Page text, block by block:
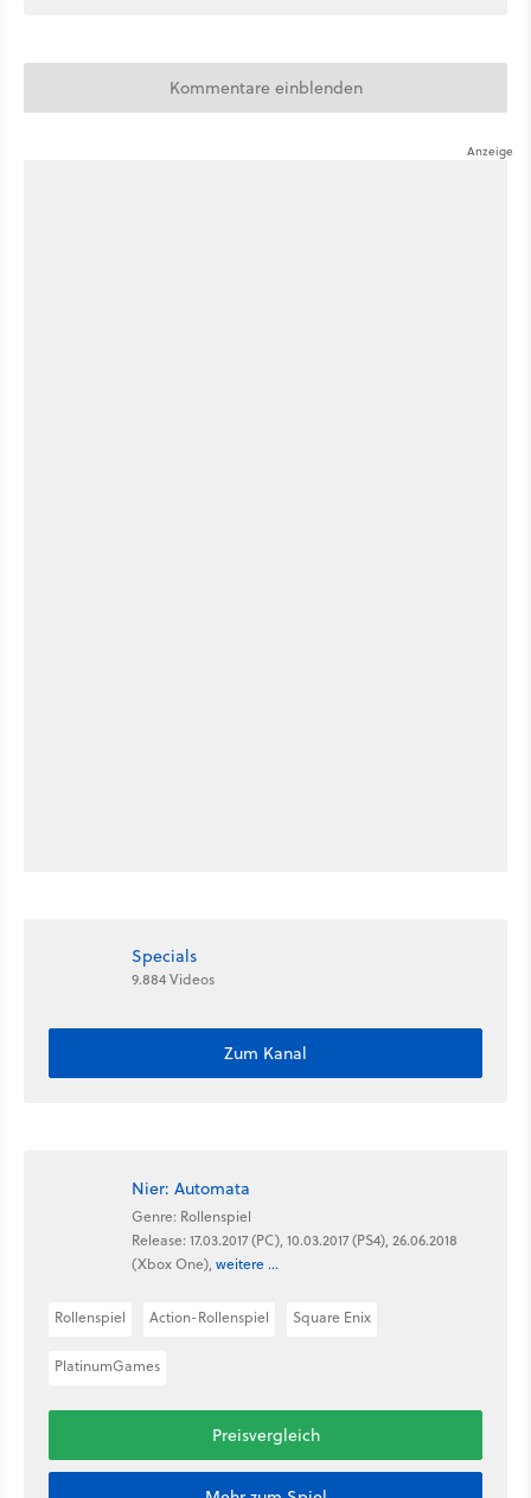
Kommentare einblenden
Specials
9.884 Videos
Zum Kanal
Nier: Automata
Genre: Rollenspiel
Release: 17.03.2017 (PC), 10.03.2017 (PS4), 26.06.2018
(Xbox One), weitere ...
Rollenspiel Action-Rollenspiel Square Enix
PlatinumGames
Preisvergleich